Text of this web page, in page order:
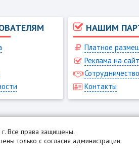
НАШИМ
Платное
Реклама на
Сотрудничество
Контакты
Все права защищены.
только с согласия администрации.